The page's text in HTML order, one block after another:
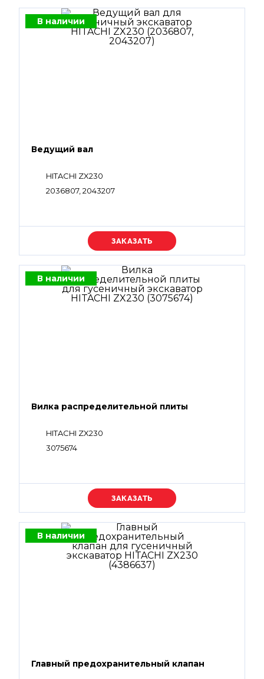
В наличии
Ведущий вал
HITACHI ZX230
2036807, 2043207
Уточняйте цену
В наличии
Вилка распределительной плиты
HITACHI ZX230
3075674
Уточняйте цену
В наличии
Главный предохранительный клапан